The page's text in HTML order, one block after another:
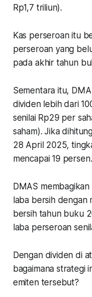
Rp1,7 triliun).
Kas perseroan itu
perseroan yang
pada akhir tahun
Sementara itu,
dividen lebih dari
senilai Rp29 per
saham). Jika
28 April 2025,
mencapai 19 persen.
DMAS
laba bersih dengan
bersih tahun buku
laba perseroan
Dengan dividen di
bagaimana strategi
emiten tersebut?